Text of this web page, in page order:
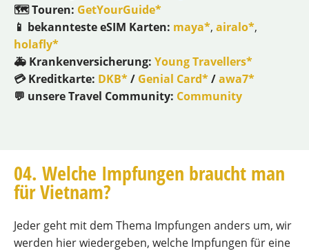
🗺 Touren: GetYourGuide*
📱 bekannteste eSIM Karten: maya*, airalo*,
holafly*
🚑 Krankenversicherung: Young Travellers*
💳 Kreditkarte: DKB*/ Genial Card*/awa7*
💬 unsere Travel Community: Community
04. Welche Impfungen braucht man
für Vietnam?
Jeder geht mit dem Thema Impfungen anders um, wir
werden hier wiedergeben, welche Impfungen für eine